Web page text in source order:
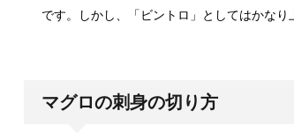
皆さんの生活に必要不可欠な水
です。しかし、「ビントロ」としてはかなり
マグロの刺身の切り方